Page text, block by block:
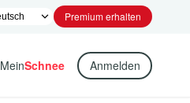
Premium erhalten
MeinSchnee Anmelden